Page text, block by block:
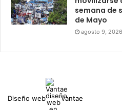
semana de
de Mayo
agosto 9, 2026
Diseño web Vantae